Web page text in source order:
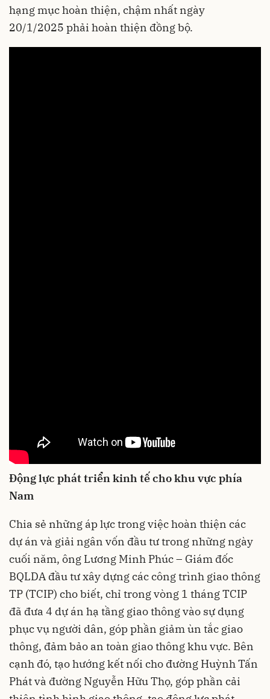
hạng mục hoàn thiện, chậm nhất ngày
20/1/2025 phải hoàn thiện đồng bộ.
Động lực phát triển kinh tế cho khu vực phía
Nam
Chia sẻ những áp lực trong việc hoàn thiện các
dự án và giải ngân vốn đầu tư trong những ngày
cuối năm, ông Lương Minh Phúc – Giám đốc
BQLDA đầu tư xây dựng các công trình giao thông
TP (TCIP) cho biết, chỉ trong vòng 1 tháng TCIP
đã đưa 4 dự án hạ tầng giao thông vào sự dụng
phục vụ người dân, góp phần giảm ùn tắc giao
thông, đảm bảo an toàn giao thông khu vực. Bên
cạnh đó, tạo hướng kết nối cho đường Huỳnh Tấn
Phát và đường Nguyễn Hữu Thọ, góp phần cải